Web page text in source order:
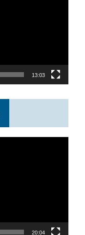
13:03
20:04